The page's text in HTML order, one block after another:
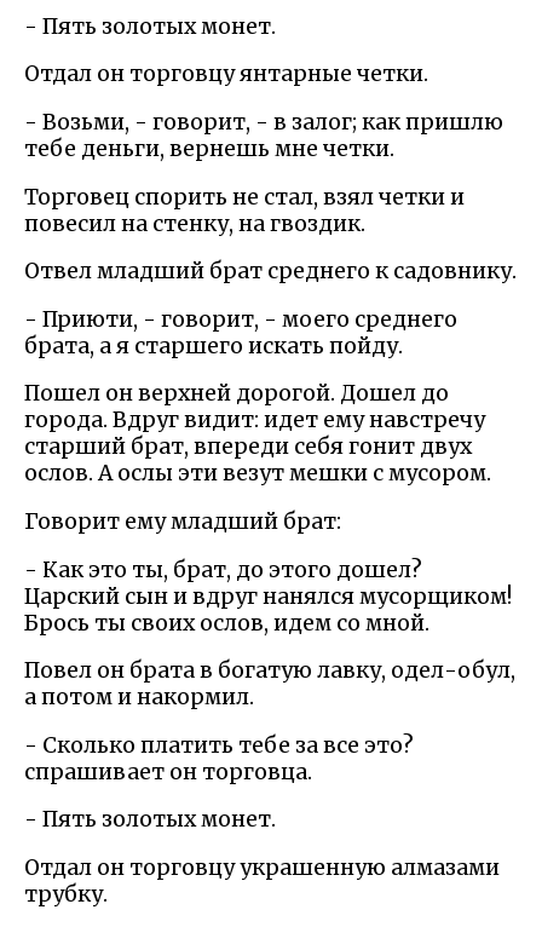
- Пять золотых монет.
Отдал он торговцу янтарные четки.
- Возьми, - говорит, - в залог; как пришлю
тебе деньги, вернешь мне четки.
Торговец спорить не стал, взял четки и
повесил на стенку, на гвоздик.
Отвел младший брат среднего к садовнику.
- Приюти, - говорит, - моего среднего
брата, а я старшего искать пойду.
Пошел он верхней дорогой. Дошел до
города. Вдруг видит: идет ему навстречу
старший брат, впереди себя гонит двух
ослов. А ослы эти везут мешки с мусором.
Говорит ему младший брат:
- Как это ты, брат, до этого дошел?
Царский сын и вдруг нанялся мусорщиком!
Брось ты своих ослов, идем со мной.
Повел он брата в богатую лавку, одел-обул,
а потом и накормил.
- Сколько платить тебе за все это?
спрашивает он торговца.
- Пять золотых монет.
Отдал он торговцу украшенную алмазами
трубку.